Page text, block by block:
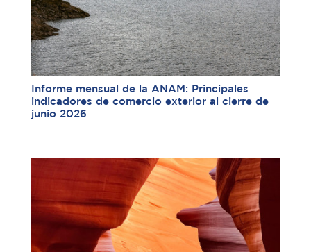
Informe mensual de la ANAM: Principales
indicadores de comercio exterior al cierre de
junio 2026